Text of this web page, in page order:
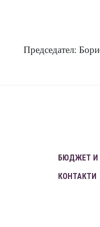
Председател:
БЮДЖЕТ И
КОНТАКТИ